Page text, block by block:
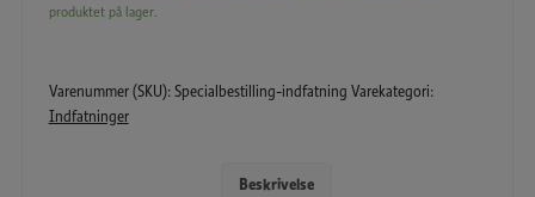
produktet på lager.
Varenummer (SKU):Specialbestilling-indfatning Varekategori:
Indfatninger
Beskrivelse